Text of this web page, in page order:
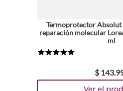
Termoprotector
reparación molecular
ml
$ 143.